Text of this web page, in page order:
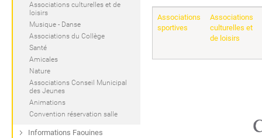
Associations
sportives
Associations
culturelles et
de loisirs
Associations culturelles et de
loisirs
Musique - Danse
Associations du Collège
Santé
Amicales
Nature
Associations Conseil Municipal
des Jeunes
Animations
Convention réservation salle
Informations Faouines